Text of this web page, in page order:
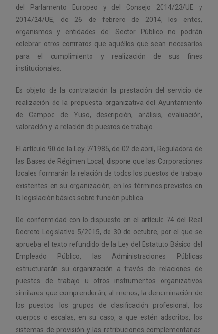
del Parlamento Europeo y del Consejo 2014/23/UE y
2014/24/UE, de 26 de febrero de 2014, los entes,
organismos y entidades del Sector Público no podrán
celebrar otros contratos que aquéllos que sean necesarios
para el cumplimiento y realización de sus fines
institucionales.
Es objeto de la contratación la prestación del servicio de
realización de la propuesta organizativa del Ayuntamiento
de Campoo de Yuso, descripción, análisis, evaluación,
valoración y la relación de puestos de trabajo.
El artículo 90 de la Ley 7/1985, de 02 de abril, Reguladora de
las Bases de Régimen Local, dispone que las Corporaciones
locales formarán la relación de todos los puestos de trabajo
existentes en su organización, en los términos previstos en
la legislación básica sobre función pública.
De conformidad con lo dispuesto en el artículo 74 del Real
Decreto Legislativo 5/2015, de 30 de octubre, por el que se
aprueba el texto refundido de la Ley del Estatuto Básico del
Empleado Público, las Administraciones Públicas
estructurarán su organización a través de relaciones de
puestos de trabajo u otros instrumentos organizativos
similares que comprenderán, al menos, la denominación de
los puestos, los grupos de clasificación profesional, los
cuerpos o escalas, en su caso, a que estén adscritos, los
sistemas de provisión y las retribuciones complementarias.